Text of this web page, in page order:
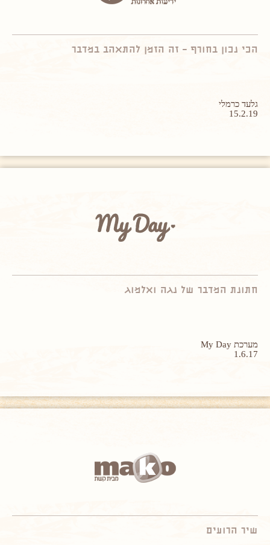
הכי נכון בחורף – זה הזמן להתאהב במדבר
גלעד כרמלי
15.2.19
חתונת המדבר של נגה ואלמוג
מערכת My Day
1.6.17
שיר הרועים